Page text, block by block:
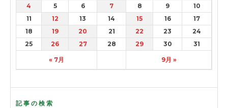
« 7月 9月 »
4
5 6 7 8 9
10
11
12 13 14 15 16
17
18
19 20 21 22 23
24
25
26 27 28 29 30 31
記事の検索